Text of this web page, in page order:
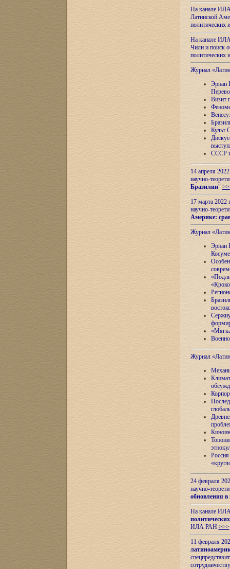
На канале
Латинской
На канале
Чили и поиск
Журнал
Эрнан
Визит
Культ
СССР и
14 апреля
научно-
Бразилии"
17 марта 2022
научно-
Америке:
Журнал
Эрнан
Журнал
24 февраля
научно-
обновления в
На канале
ИЛА РАН >>>
11 февраля